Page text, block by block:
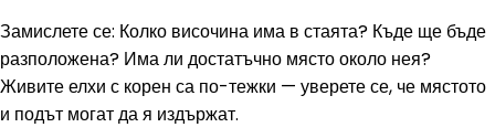
Замислете се: Колко височина има в стаята? Къде ще бъде
разположена? Има ли достатъчно място около нея?
Живите елхи с корен са по-тежки — уверете се, че мястото
и подът могат да я издържат.